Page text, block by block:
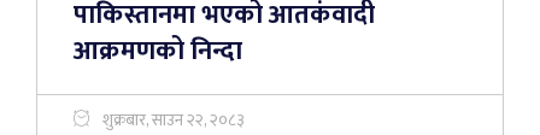
पाकिस्तानमा भएको आतकंवादी
आक्रमणको निन्दा
शुक्रबार, साउन २२, २०८३